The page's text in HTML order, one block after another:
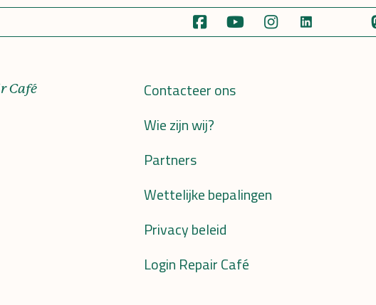
Café
Contacteer ons
Wie zijn wij?
Partners
Wettelijke bepalingen
Privacy beleid
Login Repair Café